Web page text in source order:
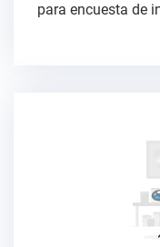
para encuesta de